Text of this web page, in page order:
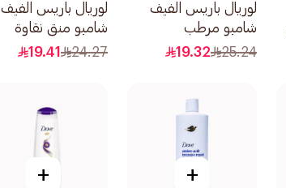
لوريال باريس الفيف
شامبو مرطب
بالهيالورونيك 400مل
25.24
19.32
لوريال باريس الفيف
شامبو منقٍ نقاوة
الهيالورون 400مل
24.27
19.41
+
+